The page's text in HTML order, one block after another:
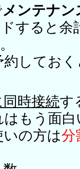
メンテナ
すると余
してお
時接続す
はもう面
の方は分